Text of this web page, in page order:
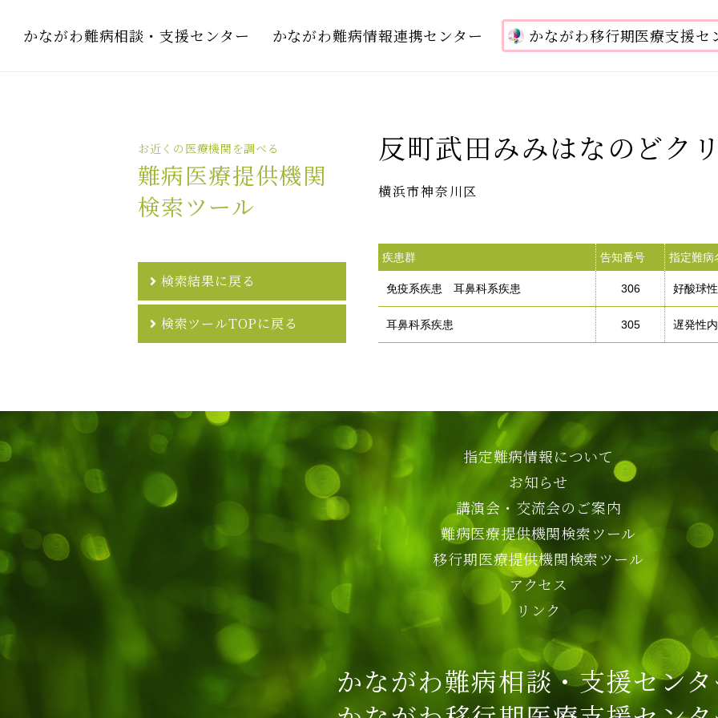
かながわ難病相談・支援センター かながわ難病情報連携センター かながわ移行期医療支援セ
反町武田みみはなのどク
横浜市神奈川区
疾患群 告知番号 指定難病
免疫系疾患 耳鼻科系疾患 306 好酸球
耳鼻科系疾患 305 遅発性
お近くの医療機関を調べる
難病医療提供機関
検索ツール
検索結果に戻る
検索ツールTOPに戻る
指定難病情報について
お知らせ
講演会・交流会のご案内
難病医療提供機関検索ツール
移行期医療提供機関検索ツール
アクセス
リンク
かながわ難病相談・支援セン